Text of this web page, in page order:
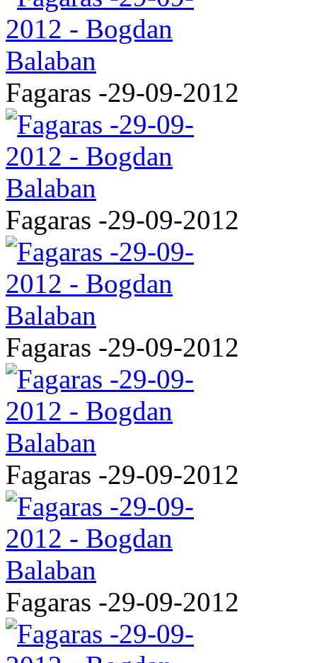
Fagaras -29-09-2012
Fagaras -29-09-2012
Fagaras -29-09-2012
Fagaras -29-09-2012
Fagaras -29-09-2012